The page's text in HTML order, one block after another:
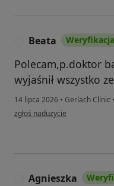
Beata
Polecam,p.doktor
wyjaśnił wszystko
14 lipca 2026 • Gerlach Clinic •
w opinii użytkownika Beata
zgłoś nadużycie
Agnieszka